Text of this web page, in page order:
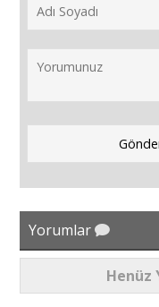
Yorumlar
Henüz